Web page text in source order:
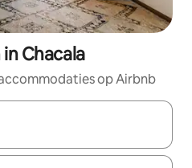
Chacala
op Airbnb
zijn, maak je een keuze